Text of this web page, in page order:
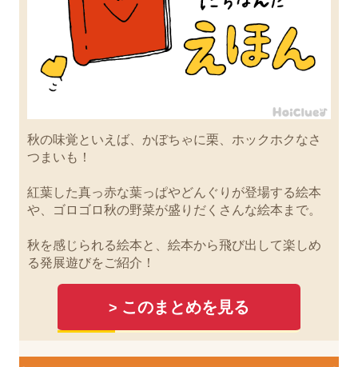
秋の味覚といえば、かぼちゃに栗、ホックホクなさ
つまいも！
紅葉した真っ赤な葉っぱやどんぐりが登場する絵本
や、ゴロゴロ秋の野菜が盛りだくさんな絵本まで。
秋を感じられる絵本と、絵本から飛び出して楽しめ
る発展遊びをご紹介！
> このまとめを見る